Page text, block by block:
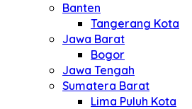
Banten
Tangerang Kota
Jawa Barat
Bogor
Jawa Tengah
Sumatera Barat
Lima Puluh Kota